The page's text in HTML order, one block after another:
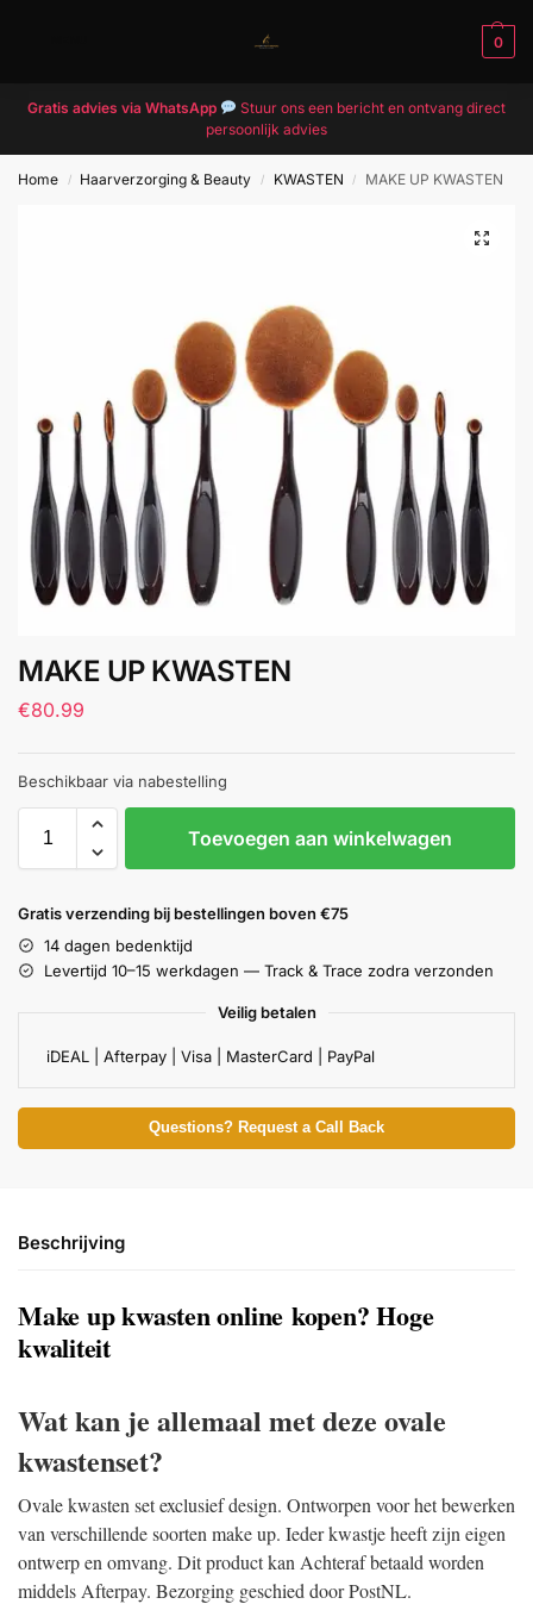
0
Gratis advies via WhatsApp
Stuur ons een bericht en ontvang direct
persoonlijk advies
Home / Haarverzorging & Beauty / KWASTEN / MAKE UP KWASTEN
MAKE UP KWASTEN
€80.99
Beschikbaar via nabestelling
Toevoegen aan winkelwagen
Gratis verzending bij bestellingen boven €75
14 dagen bedenktijd
Levertijd 10–15 werkdagen — Track & Trace zodra verzonden
Veilig betalen
iDEAL | Afterpay | Visa | MasterCard | PayPal
Questions? Request a Call Back
Beschrijving
Make up kwasten online kopen? Hoge
kwaliteit
Wat kan je allemaal met deze ovale
kwastenset?
Ovale kwasten set exclusief design. Ontworpen voor het bewerken
van verschillende soorten make up. Ieder kwastje heeft zijn eigen
ontwerp en omvang. Dit product kan Achteraf betaald worden
middels Afterpay. Bezorging geschied door PostNL.